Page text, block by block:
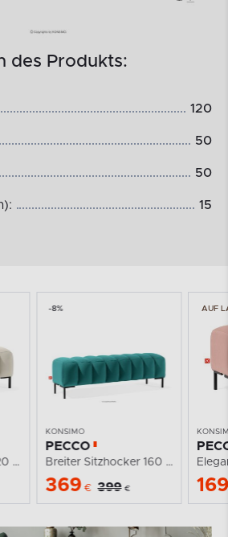
des Produkts:
120
50
50
15
Breiter Sitzhocker 120 cm auf hohen Beinen cremefarbig
-8%
KONSIMO
PECCO
Breiter Sitzhocker 160 cm für den Flur maritim
369 € 399 €
AUF